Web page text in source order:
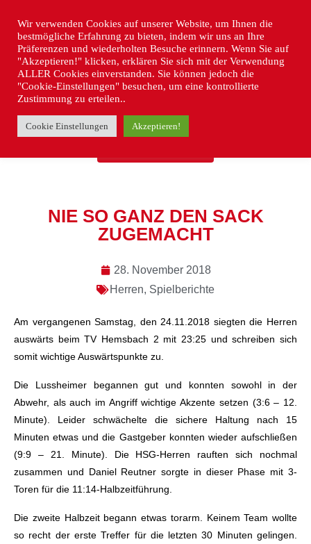
NIE SO GANZ DEN SACK
ZUGEMACHT
28. November 2018
Herren, Spielberichte
Am vergangenen Samstag, den 24.11.2018 siegten die Herren
auswärts beim TV Hemsbach 2 mit 23:25 und schreiben sich
somit wichtige Auswärtspunkte zu.
Die Lussheimer begannen gut und konnten sowohl in der
Abwehr, als auch im Angriff wichtige Akzente setzen (3:6 – 12.
Minute). Leider schwächelte die sichere Haltung nach 15
Minuten etwas und die Gastgeber konnten wieder aufschließen
(9:9 – 21. Minute). Die HSG-Herren rauften sich nochmal
zusammen und Daniel Reutner sorgte in dieser Phase mit 3-
Toren für die 11:14-Halbzeitführung.
Die zweite Halbzeit begann etwas torarm. Keinem Team wollte
so recht der erste Treffer für die letzten 30 Minuten gelingen.
Wir verwenden Cookies auf unserer Website, um Ihnen die
bestmögliche Erfahrung zu bieten, indem wir uns an Ihre
Präferenzen und wiederholten Besuche erinnern. Wenn Sie auf
"Akzeptieren!" klicken, erklären Sie sich mit der Verwendung
ALLER Cookies einverstanden. Sie können jedoch die
"Cookie-Einstellungen" besuchen, um eine kontrollierte
Zustimmung zu erteilen..
Cookie Einstellungen Akzeptieren!